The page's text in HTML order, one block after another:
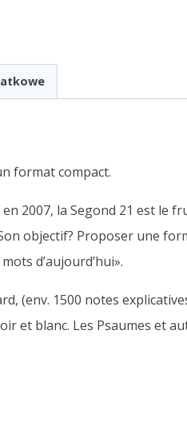
format compact.
2007, la Segond 21 est le
objectif? Proposer une
d’aujourd’hui».
(env. 1500 notes
et blanc. Les Psaumes et